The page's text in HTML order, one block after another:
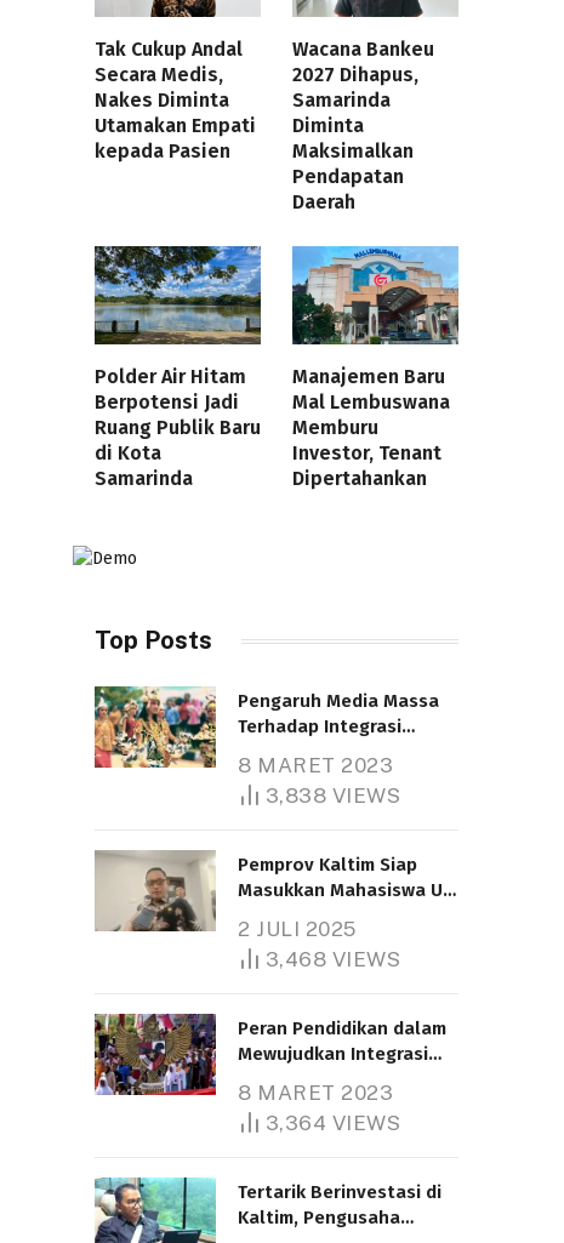
Tak Cukup Andal
Secara Medis,
Nakes Diminta
Utamakan Empati
kepada Pasien
Wacana Bankeu
2027 Dihapus,
Samarinda
Diminta
Maksimalkan
Pendapatan
Daerah
Polder Air Hitam
Berpotensi Jadi
Ruang Publik Baru
di Kota
Samarinda
Manajemen Baru
Mal Lembuswana
Memburu
Investor, Tenant
Dipertahankan
Top Posts
Pengaruh Media Massa
Terhadap Integrasi
8 MARET 2023
3,838 VIEWS
Pemprov Kaltim Siap
Masukkan Mahasiswa UT
Bantuan Pendidikan
Gratispol
2 JULI 2025
3,468 VIEWS
Peran Pendidikan dalam
Mewujudkan Integrasi
8 MARET 2023
3,364 VIEWS
Tertarik Berinvestasi di
Kaltim, Pengusaha